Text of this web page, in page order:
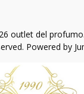
outlet del profumo.
Powered by